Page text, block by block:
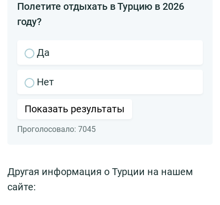
Полетите отдыхать в Турцию в 2026
году?
Да
Нет
Показать результаты
Проголосовало: 7045
Другая информация о Турции на нашем
сайте: